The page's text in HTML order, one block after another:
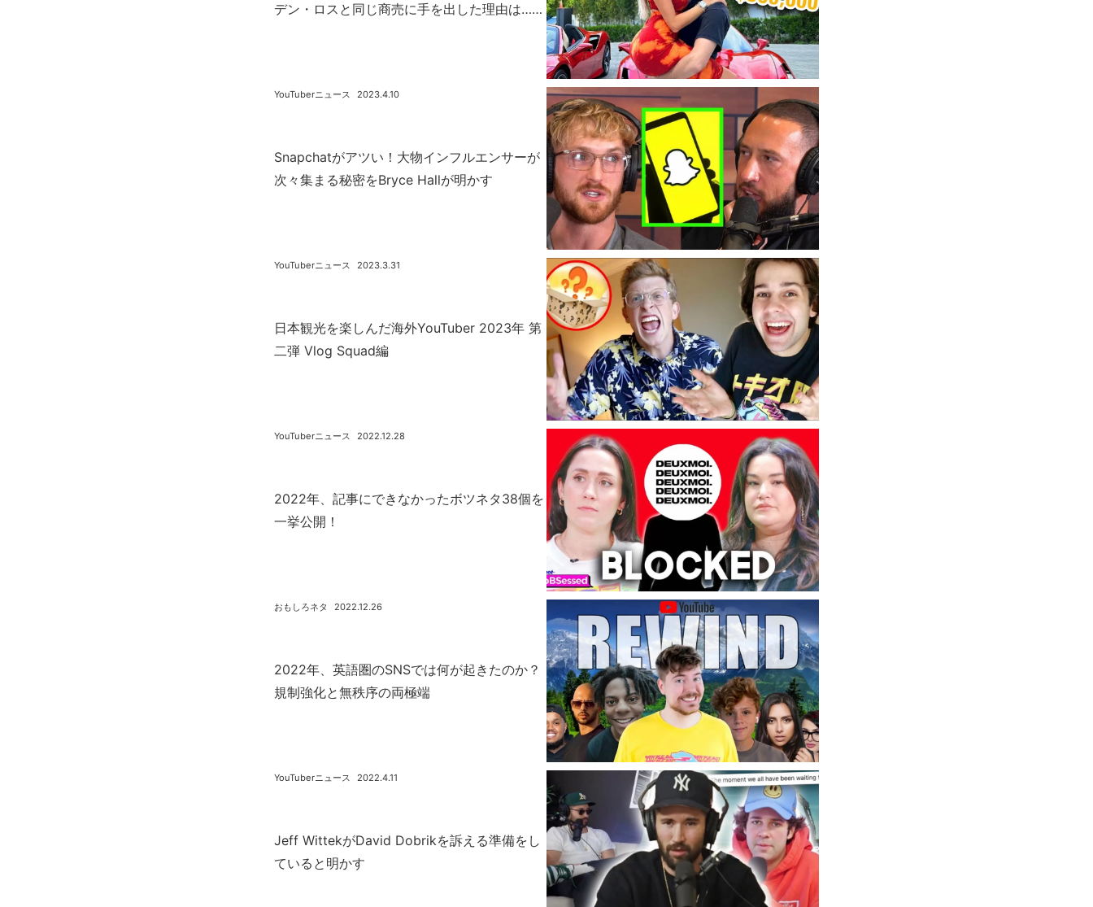
デン・ロスと同じ商売に手を出した理由は……
Snapchatがアツい！大物インフルエンサーが
次々集まる秘密をBryce Hallが明かす
2023.4.10
YouTuberニュース
日本観光を楽しんだ海外YouTuber 2023年 第
二弾 Vlog Squad編
2023.3.31
YouTuberニュース
2022年、記事にできなかったボツネタ38個を
一挙公開！
2022.12.28
YouTuberニュース
2022年、英語圏のSNSでは何が起きたのか？
規制強化と無秩序の両極端
2022.12.26
おもしろネタ
Jeff WittekがDavid Dobrikを訴える準備をし
ていると明かす
2022.4.11
YouTuberニュース